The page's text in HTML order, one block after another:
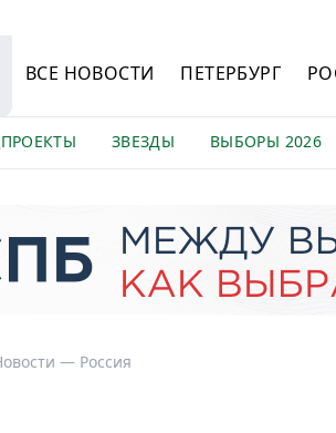
ВСЕ НОВОСТИ ПЕТЕРБУРГ
ЗВЕЗДЫ ВЫБОРЫ 2026
ИНН: 7831000027
— Россия